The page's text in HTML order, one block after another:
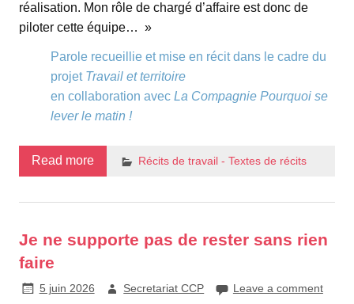
réalisation. Mon rôle de chargé d’affaire est donc de
piloter cette équipe… »
Parole recueillie et mise en récit dans le cadre du
projet Travail et territoire
en collaboration avec La Compagnie Pourquoi se
lever le matin !
Read more Récits de travail - Textes de récits
Je ne supporte pas de rester sans rien
faire
5 juin 2026 Secretariat CCP Leave a comment